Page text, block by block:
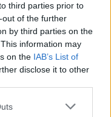
third parties prior to
of the further
by third parties on the
information may
on the IAB’s List of
disclose it to other
de bank bij PSV
Hag